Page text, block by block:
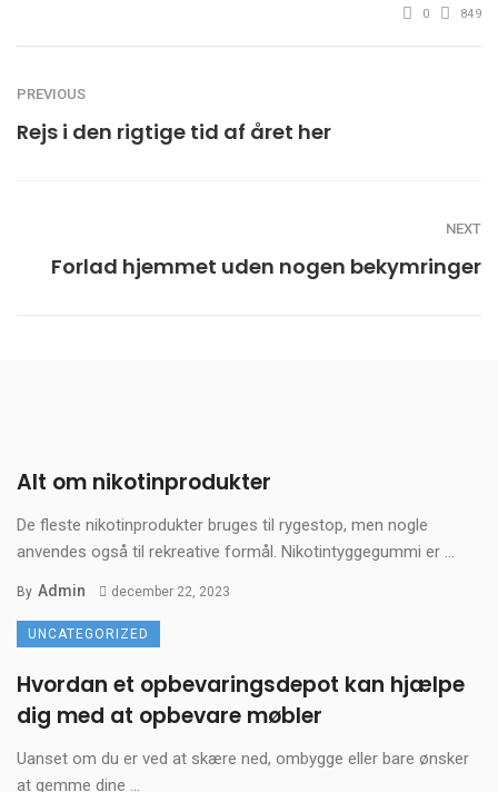
0 849
PREVIOUS
Rejs i den rigtige tid af året her
NEXT
Forlad hjemmet uden nogen bekymringer
Alt om nikotinprodukter
De fleste nikotinprodukter bruges til rygestop, men nogle
anvendes også til rekreative formål. Nikotintyggegummi er ...
By Admin december 22, 2023
UNCATEGORIZED
Hvordan et opbevaringsdepot kan hjælpe
dig med at opbevare møbler
Uanset om du er ved at skære ned, ombygge eller bare ønsker
at gemme dine ...